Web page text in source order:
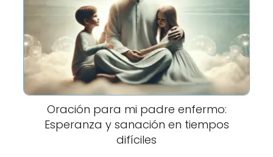
Oración para mi padre enfermo:
Esperanza y sanación en tiempos
difíciles